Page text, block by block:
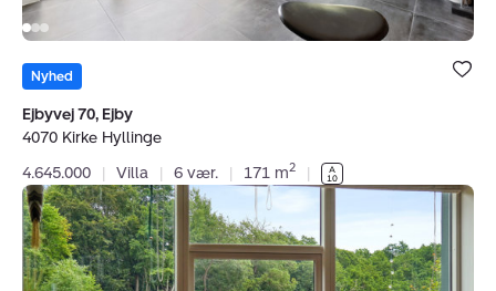
Bolig er
under dine
Nyhed
Ejbyvej 70, Ejby
4070 Kirke Hyllinge
4.645.000
| Villa | 6 vær. | 171 m2 |
Villa:
Lillemosevej
8,
Sæby,